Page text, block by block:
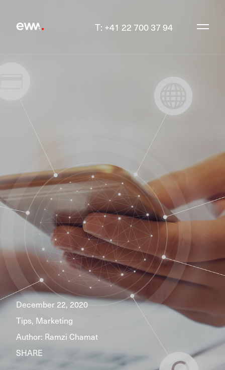
T: +41 22 700 37 94
December 22, 2020
Tips, Marketing
Author: Ramzi Chamat
SHARE